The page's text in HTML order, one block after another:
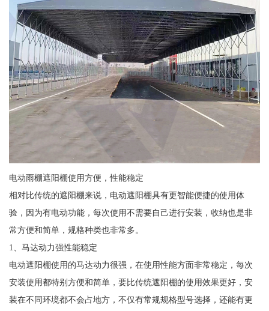
电动雨棚遮阳棚使用方便，性能稳定
相对比传统的遮阳棚来说，电动遮阳棚具有更智能便捷的使用体
验，因为有电动功能，每次使用不需要自己进行安装，收纳也是非
常方便和简单，规格种类也非常多。
1、马达动力强性能稳定
电动遮阳棚使用的马达动力很强，在使用性能方面非常稳定，每次
安装使用都特别方便和简单，要比传统遮阳棚的使用效果更好，安
装在不同环境都不会占地方，不仅有常规规格型号选择，还能有更